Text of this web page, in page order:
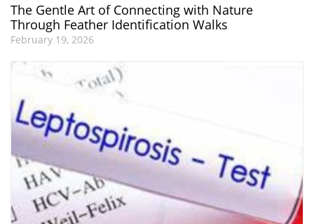
The Gentle Art of Connecting with Nature
Through Feather Identification Walks
February 19, 2026